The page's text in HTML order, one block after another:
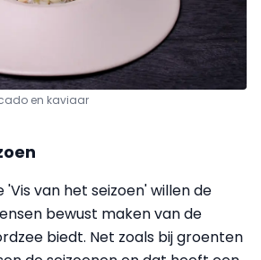
en kaviaar
van het seizoen' willen de
bewust maken van de
biedt. Net zoals bij groenten